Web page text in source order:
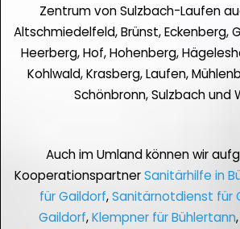
Zentrum von Sulzbach-Laufen
Altschmiedelfeld, Brünst, Eckenberg,
Heerberg, Hof, Hohenberg,
Kohlwald, Krasberg, Laufen,
Schönbronn, Sulzbach und
Auch im Umland können wir
KooperationspartnerSanitärhilfe in
für Gaildorf,Sanitärnotdienst für
Gaildorf,Klempner für Bühlertann,